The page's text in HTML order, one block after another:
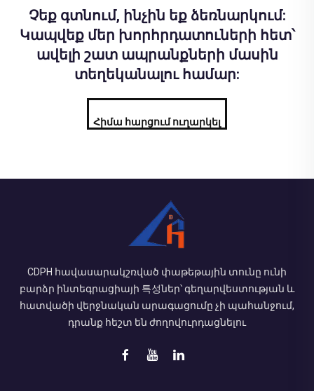
Չեք գտնում, ինչին եք ձեռնարկում:
Կապվեք մեր խորհրդատուների հետ՝
ավելի շատ ապրանքների մասին
տեղեկանալու համար:
Հիմա հարցում ուղարկել
CDPH հավասարակշռված փաթեթային տունը ունի
բարձր ինտեգրացիայի 특성ներ՝ գեղարվեստության և
հատվածի վերջնական արագացումը չի պահանջում,
դրանք հեշտ են ժողովուրդացնելու